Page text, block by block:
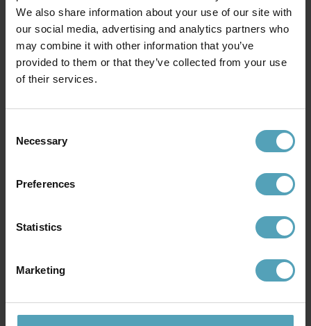
We also share information about your use of our site with
our social media, advertising and analytics partners who
may combine it with other information that you’ve
provided to them or that they’ve collected from your use
of their services.
Selection
Necessary
Preferences
Statistics
Marketing
Cuarto läslampa
PRISMATCH